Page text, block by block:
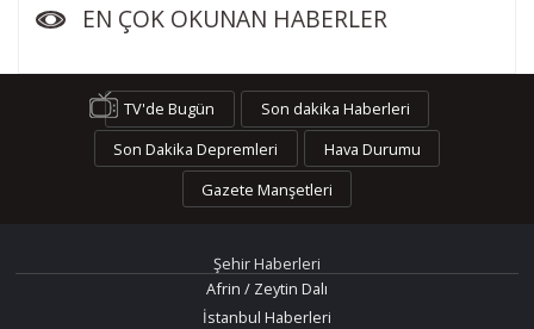
EN ÇOK OKUNAN HABERLER
TV'de Bugün
Son dakika Haberleri
Son Dakika Depremleri
Hava Durumu
Gazete Manşetleri
Şehir Haberleri
Afrin / Zeytin Dalı
İstanbul Haberleri